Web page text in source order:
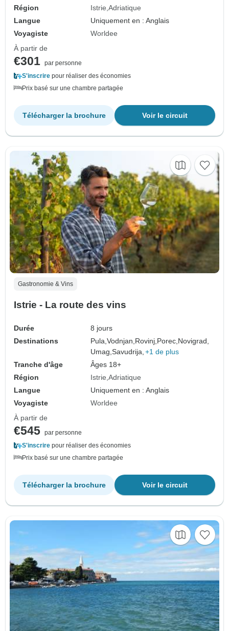
Région
Istrie Adriatique
Langue
Uniquement en : Anglais
Voyagiste
Worldee
À partir de
€301 par personne
S'inscrire pour réaliser des économies
Prix basé sur une chambre partagée
Voir le circuit
Télécharger la brochure
Gastronomie & Vins
Istrie - La route des vins
Durée
8 jours
Destinations
Pula,Vodnjan,Rovinj,Porec,Novigrad,
Umag,Savudrija, +1 de plus
Tranche d'âge
Âges 18+
Région
Istrie Adriatique
Langue
Uniquement en : Anglais
Voyagiste
Worldee
À partir de
€545 par personne
S'inscrire pour réaliser des économies
Prix basé sur une chambre partagée
Voir le circuit
Télécharger la brochure